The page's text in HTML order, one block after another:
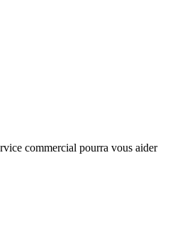
commercial pourra vous aider